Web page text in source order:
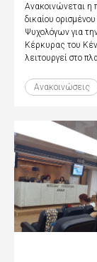
Ανακοινώνεται η
δικαίου
Ψυχολόγων για
Κέρκυρας του
λειτουργεί στο
Ανακοινώσεις